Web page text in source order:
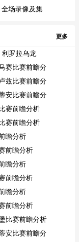
场录像及集
更多
罗拉乌龙
赛比赛前瞻分
兹比赛前瞻分
安比赛前瞻分
赛前瞻分析
赛前瞻分析
瞻分析
前瞻分析
瞻分析
前瞻分析
瞻分析
前瞻分析
比赛前瞻分析
安比赛前瞻分